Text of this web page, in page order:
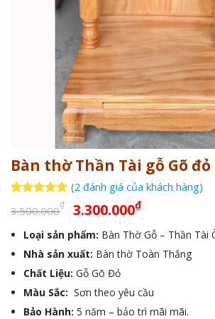
Bàn thờ Thần Tài gỗ Gõ đỏ
dựa trên
(2 đánh giá của khách hàng)
3.500.000₫ Giá
gốc
là:
3.500.000₫.
3.300.000₫Giá
hiện
tại
là:
Loại sản phẩm: Bàn Thờ Gỗ – Thần Tài
Nhà sản xuất: Bàn thờ Toàn Thắng
Chất Liệu:Gỗ Gõ Đỏ
Màu Sắc: Sơn theo yêu cầu
Bảo Hành: 5 năm – bảo trì mãi mãi.